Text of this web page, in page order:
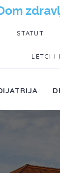
STATUT
LETCI I